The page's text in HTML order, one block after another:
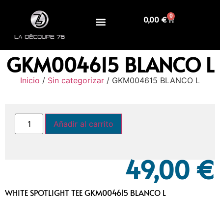
0,00 € 0
GKM004615 BLANCO L
Inicio / Sin categorizar / GKM004615 BLANCO L
Añadir al carrito
49,00 €
WHITE SPOTLIGHT TEE GKM004615 BLANCO L